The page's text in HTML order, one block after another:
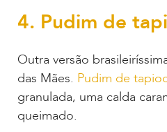
4. Pudim de
Outra versão
das Mães. Pudim de
granulada, uma calda
queimado.